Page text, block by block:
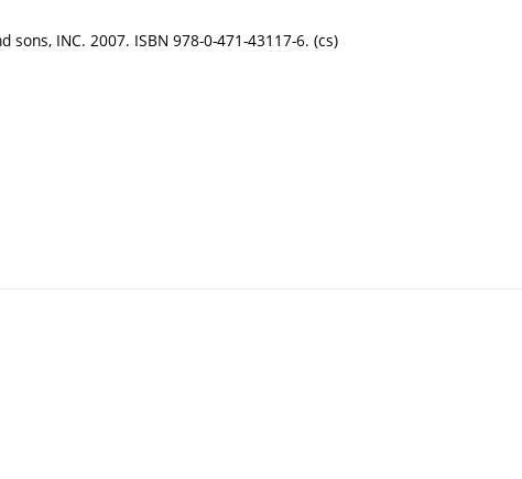
sons, INC. 2007. ISBN 978-0-471-43117-6. (cs)